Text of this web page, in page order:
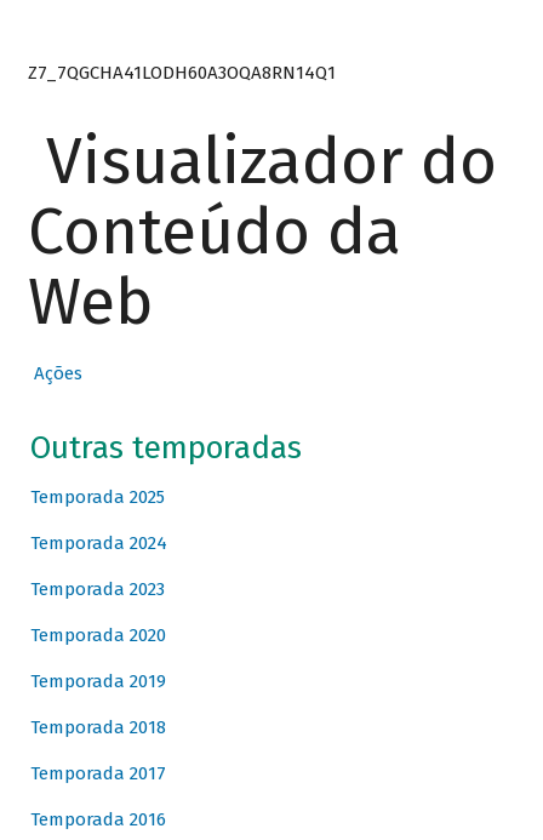
Z7_7QGCHA41LODH60A3OQA8RN14Q1
Visualizador do
Conteúdo da
Web
Ações
Outras temporadas
Temporada 2025
Temporada 2024
Temporada 2023
Temporada 2020
Temporada 2019
Temporada 2018
Temporada 2017
Temporada 2016